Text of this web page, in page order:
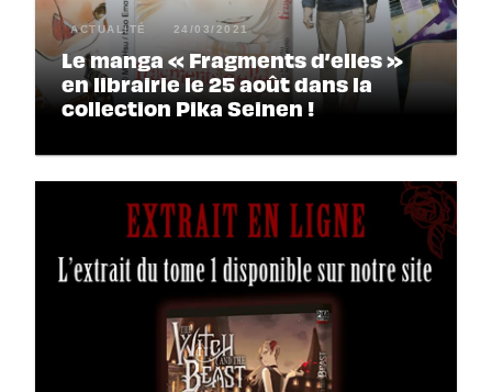
ACTUALITÉ 24/03/2021
Le manga « Fragments d’elles »
en librairie le 25 août dans la
collection Pika Seinen !